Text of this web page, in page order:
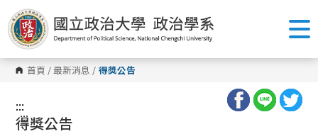
跳
到
主
要
內
容
區 首頁 /最新消息 / 得獎公告
:::
:::
得獎公告